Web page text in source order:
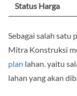
Status Harga
Sebagai salah satu
Mitra Konstruksi
plan lahan. yaitu
lahan yang akan